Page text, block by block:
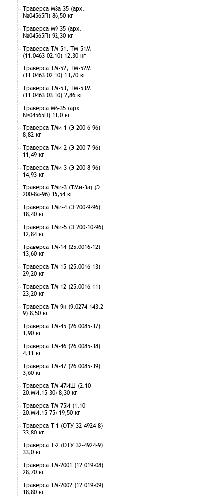
Траверса М8а-35 (арх.
№04565П) 86,50 кг
Траверса М9-35 (арх.
№04565П) 92,30 кг
Траверса ТМ-51, ТМ-51М
(11.0463 02.10) 12,30 кг
Траверса ТМ-52, ТМ-52М
(11.0463 02.10) 13,70 кг
Траверса ТМ-53, ТМ-53М
(11.0463 03.10) 2,86 кг
Траверса М6-35 (арх.
№04565П) 11,0 кг
Траверса ТМи-1 (Э 200-6-96)
8,82 кг
Траверса ТМи-2 (Э 200-7-96)
11,49 кг
Траверса ТМи-3 (Э 200-8-96)
14,93 кг
Траверса ТМи-3 (ТМи-3а) (Э
200-8а-96) 15,54 кг
Траверса ТМи-4 (Э 200-9-96)
18,40 кг
Траверса ТМи-5 (Э 200-10-96)
12,84 кг
Траверса ТМ-14 (25.0016-12)
13,60 кг
Траверса ТМ-15 (25.0016-13)
29,20 кг
Траверса ТМ-12 (25.0016-11)
23,20 кг
Траверса ТМ-9к (9.0274-143.2-
9) 8,50 кг
Траверса ТМ-45 (26.0085-37)
1,90 кг
Траверса ТМ-46 (26.0085-38)
4,11 кг
Траверса ТМ-47 (26.0085-39)
3,60 кг
Траверса ТМ-47ИШ (2.10-
20.МИ.15-30) 8,30 кг
Траверса ТМ-75И (1.10-
20.МИ.15-75) 19,50 кг
Траверса Т-1 (ОТУ 32-4924-8)
33,80 кг
Траверса Т-2 (ОТУ 32-4924-9)
33,0 кг
Траверса ТМ-2001 (12.019-08)
28,70 кг
Траверса ТМ-2002 (12.019-09)
18,80 кг